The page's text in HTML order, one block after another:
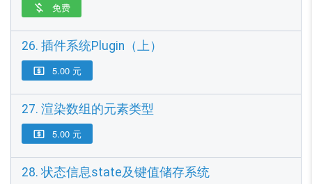
 免费
26. 插件系统Plugin（上）
 5.00 元
27. 渲染数组的元素类型
 5.00 元
28. 状态信息state及键值储存系统